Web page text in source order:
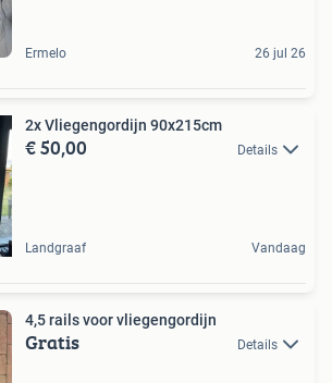
Ermelo 26 jul 26
2x Vliegengordijn 90x215cm
€ 50,00 Details
Landgraaf Vandaag
4,5 rails voor vliegengordijn
Gratis Details